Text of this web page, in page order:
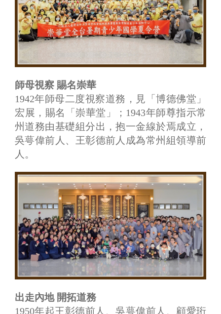
師母視察 賜名崇華
1942年師母二度視察道務，見「博德佛堂」
宏展，賜名「崇華堂」；1943年師尊指示常
州道務由基礎組分出，抱一金線於焉成立，
吳萼偉前人、王彰德前人成為常州組領導前
人。
出走內地 開拓道務
1950年起王彰德前人、吳萼偉前人、顧愛珩